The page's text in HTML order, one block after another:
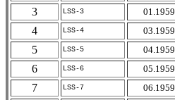
3
LSS-3 01.1959
4
LSS-4 03.1959
5
LSS-5 04.1959
6
LSS-6 05.1959
7
LSS-7 06.1959